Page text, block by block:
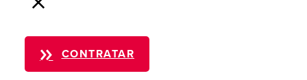
CONTRATAR